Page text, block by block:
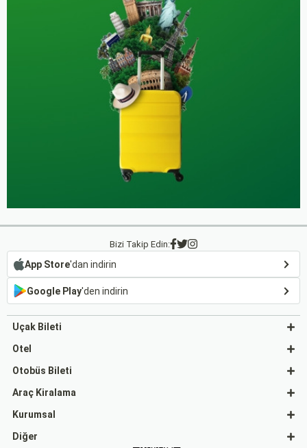
Bizi Takip Edin:
App Store'dan indirin
Google Play'den indirin
Uçak Bileti
Otel
Otobüs Bileti
Araç Kiralama
Kurumsal
Diğer